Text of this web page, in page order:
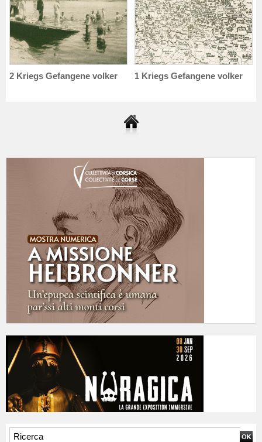
2 Kriegs Gefangene volker 1 Kriegs Gefangene volker